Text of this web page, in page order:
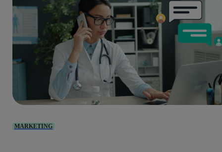
MARKETING